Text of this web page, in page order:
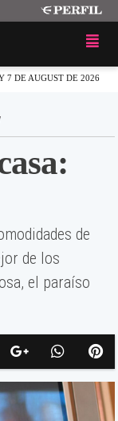
7 DE AUGUST DE 2026
de
de los
el paraíso